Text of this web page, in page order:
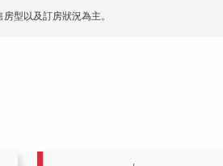
型以及訂房狀況為主。